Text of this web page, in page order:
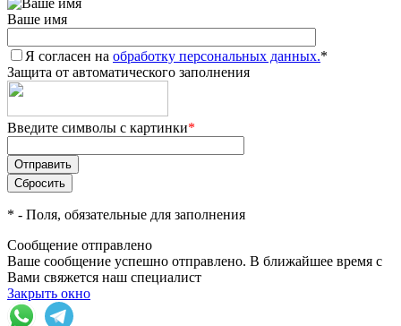
Ваше имя
Я согласен на обработку персональных данных.*
Защита от автоматического заполнения
Введите символы с картинки*
* - Поля, обязательные для заполнения
Сообщение отправлено
Ваше сообщение успешно отправлено. В ближайшее время с
Вами свяжется наш специалист
Закрыть окно